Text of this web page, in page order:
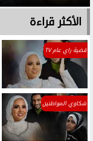
الأكثر قراءة
قضية راي عام TV
شكاوي المواطنين